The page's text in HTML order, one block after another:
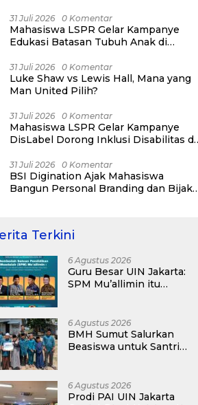
31 Juli 2026 0 Komentar
Mahasiswa LSPR Gelar Kampanye
Edukasi Batasan Tubuh Anak di
31 Juli 2026 0 Komentar
Luke Shaw vs Lewis Hall, Mana yang
Man United Pilih?
31 Juli 2026 0 Komentar
Mahasiswa LSPR Gelar Kampanye
DisLabel Dorong Inklusi Disabilitas di
31 Juli 2026 0 Komentar
BSI Digination Ajak Mahasiswa
Bangun Personal Branding dan Bijak
Terkini
6 Agustus 2026
Guru Besar UIN Jakarta:
SPM Mu’allimin itu
6 Agustus 2026
BMH Sumut Salurkan
Beasiswa untuk Santri
6 Agustus 2026
Prodi PAI UIN Jakarta